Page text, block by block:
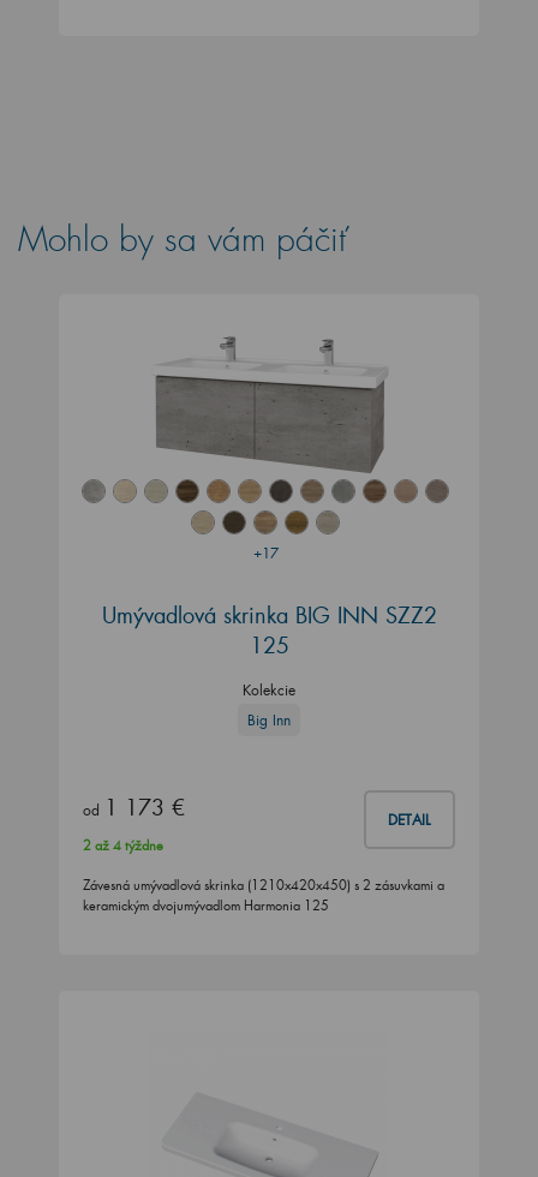
Mohlo by sa vám páčiť
+17
Umývadlová skrinka BIG INN SZZ2
125
Kolekcie
Big Inn
od 1 173 € DETAIL
2 až 4 týždne
Závesná umývadlová skrinka (1210x420x450) s 2 zásuvkami a
keramickým dvojumývadlom Harmonia 125